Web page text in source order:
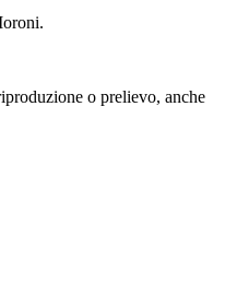
o prelievo, anche